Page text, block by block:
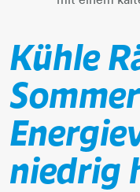
Kühle
niedrig